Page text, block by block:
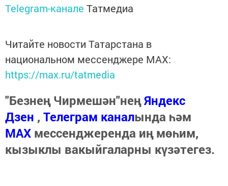
Telegram-канале Татмедиа
Читайте новости Татарстана в
национальном мессенджере MАХ:
https://max.ru/tatmedia
"Безнең Чирмешән"неңЯндекс
Дзен , Телеграм каналында һәм
МАХ мессенджеренда иң мөһим,
кызыклы вакыйгаларны күзәтегез.